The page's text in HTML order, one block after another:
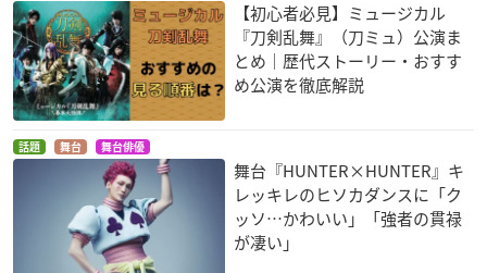
【初心者必見】ミュージカル
『刀剣乱舞』（刀ミュ）公演ま
とめ｜歴代ストーリー・おすす
め公演を徹底解説
話題 舞台 舞台俳優
舞台『HUNTER×HUNTER』キ
レッキレのヒソカダンスに「ク
ッソ…かわいい」「強者の貫禄
が凄い」